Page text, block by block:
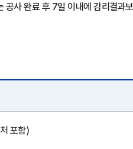
공사 완료 후 7일 이내에 감리결과
포함)